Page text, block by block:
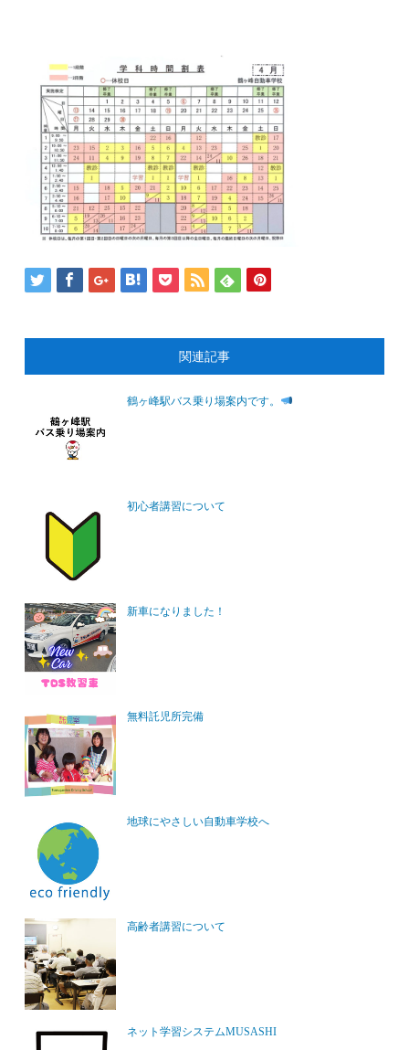
関連記事
鶴ヶ峰駅バス乗り場案内です。
初心者講習について
新車になりました！
無料託児所完備
地球にやさしい自動車学校へ
高齢者講習について
ネット学習システムMUSASHI